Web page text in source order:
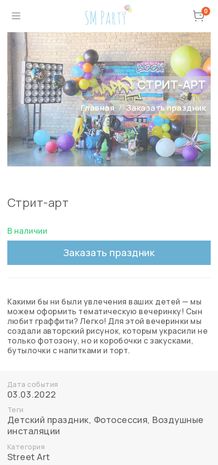
0
СТРИТ-АРТ
Главная Заказать праздник
Стрит-арт
В наличии
Заказать праздник
Какими бы ни были увлечения ваших детей — мы
можем оформить тематическую вечеринку! Сын
любит граффити? Легко! Для этой вечеринки мы
создали авторский рисунок, которым украсили не
только фотозону, но и коробочки с закусками,
бутылочки с напитками и торт.
Дата события
03.03.2022
Теги
Детский праздник, Фотосессия, Воздушные
инсталяции
Категория
Street Art